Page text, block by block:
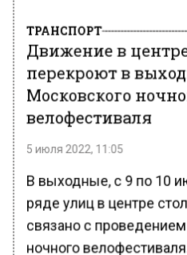
ТРАНСПОРТ
Движение в
перекроют в
Московского
велофестиваля
5 июля 2022, 11:05
В выходные, с 9 по 10
ряде улиц в центре
связано с
ночного